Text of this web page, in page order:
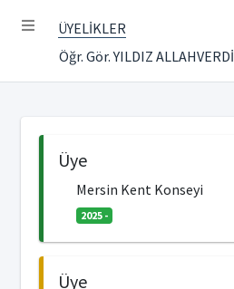
ÜYELİKLER
Öğr. Gör. YILDIZ ALLAHVERDİ
Üye
Mersin Kent Konseyi
2025 -
Üye